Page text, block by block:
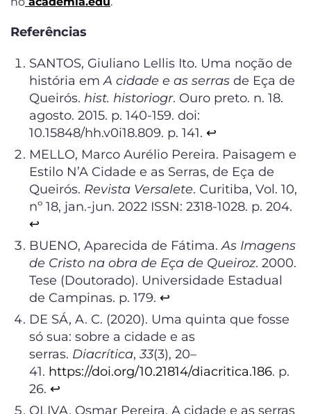
Referências
SANTOS, Giuliano Lellis Ito. Uma noção de
história emA cidade e as serras de Eça de
Queirós. hist. historiogr. Ouro preto. n. 18.
agosto. 2015. p. 140-159. doi:
10.15848/hh.v0i18.809. p. 141. ↩︎
MELLO, Marco Aurélio Pereira. Paisagem e
Estilo N’A Cidade e as Serras, de Eça de
Queirós. Revista Versalete. Curitiba, Vol. 10,
nº 18, jan.-jun. 2022 ISSN: 2318-1028. p. 204.
↩︎
BUENO, Aparecida de Fátima.As Imagens
de Cristo na obra de Eça de Queiroz. 2000.
Tese (Doutorado). Universidade Estadual
de Campinas. p. 179. ↩︎
DE SÁ, A. C. (2020). Uma quinta que fosse
só sua: sobre a cidade e as
serras. Diacrítica,33(3), 20–
41. https://doi.org/10.21814/diacritica.186. p.
26. ↩︎
OLIVA, Osmar Pereira. A cidade e as serras